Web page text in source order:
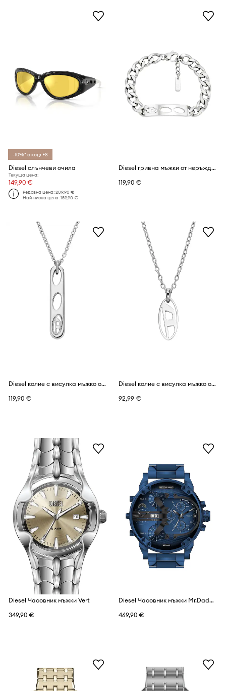
-10%* с код: FS
Diesel слънчеви очила
Текуща цена:
149,90 €
Редовна цена:209,90 €
Най-ниска цена:159,90 €
Diesel гривна мъжки от неръждаема стомана
119,90 €
Diesel колие с висулка мъжко от неръждаема стомана
119,90 €
Diesel колие с висулка мъжко от медицинска стомана
92,99 €
Diesel Часовник мъжки Vert
349,90 €
Diesel Часовник мъжки Mr.Daddy 2.0
469,90 €